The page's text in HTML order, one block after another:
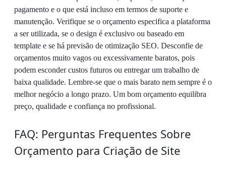
pagamento e o que está incluso em termos de suporte e
manutenção. Verifique se o orçamento especifica a plataforma
a ser utilizada, se o design é exclusivo ou baseado em
template e se há previsão de otimização SEO. Desconfie de
orçamentos muito vagos ou excessivamente baratos, pois
podem esconder custos futuros ou entregar um trabalho de
baixa qualidade. Lembre-se que o mais barato nem sempre é o
melhor negócio a longo prazo. Um bom orçamento equilibra
preço, qualidade e confiança no profissional.
FAQ: Perguntas Frequentes Sobre
Orçamento para Criação de Site